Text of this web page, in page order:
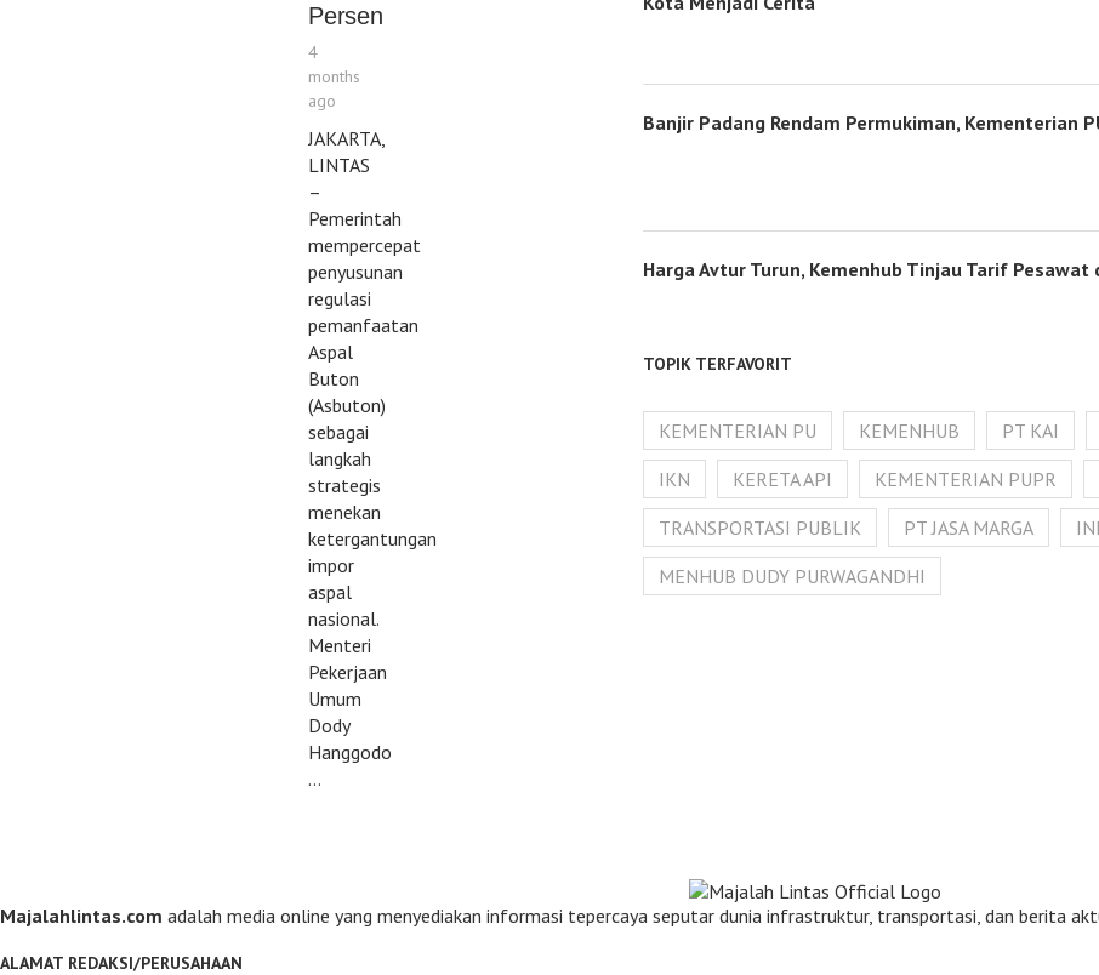
Persen
4
months
ago
JAKARTA,
LINTAS
–
Pemerintah
mempercepat
penyusunan
regulasi
pemanfaatan
Aspal
Buton
(Asbuton)
sebagai
langkah
strategis
menekan
ketergantungan
impor
aspal
nasional.
Menteri
Pekerjaan
Umum
Dody
Hanggodo
…
Banjir Padang Rendam Permukiman, Kementerian
Harga Avtur Turun, Kemenhub Tinjau Tarif Pesawat
TOPIK TERFAVORIT
KEMENTERIAN PU KEMENHUB PT KAI
IKN
KERETA API KEMENTERIAN PUPR
TRANSPORTASI PUBLIK
PT JASA MARGA
MENHUB DUDY PURWAGANDHI
Majalahlintas.com adalah media online yang menyediakan informasi tepercaya seputar dunia infrastruktur, transportasi, dan berita
ALAMAT REDAKSI/PERUSAHAAN